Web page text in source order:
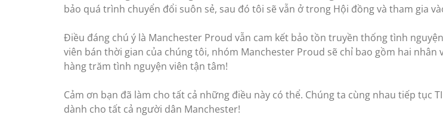
bảo quá trình chuyển đổi suôn sẻ, sau đó tôi sẽ vẫn ở trong Hội đồng và tham gia
Điều đáng chú ý là Manchester Proud vẫn cam kết bảo tồn truyền thống tình
viên bán thời gian của chúng tôi, nhóm Manchester Proud sẽ chỉ bao gồm hai
hàng trăm tình nguyện viên tận tâm!
Cảm ơn bạn đã làm cho tất cả những điều này có thể. Chúng ta cùng nhau tiếp tục
dành cho tất cả người dân Manchester!